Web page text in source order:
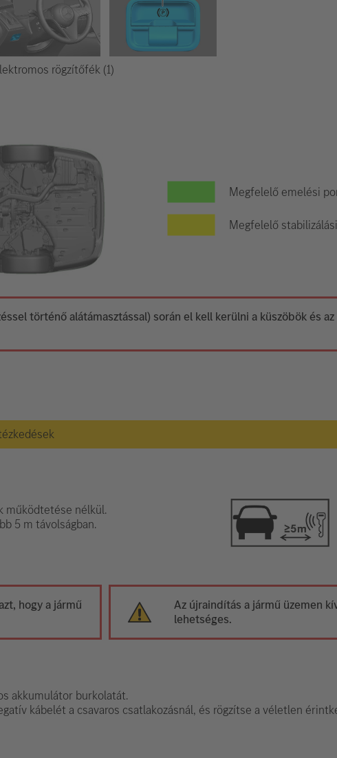
rögzítőfék (1)
Megfelelő emelési
Megfelelő
történő alátámasztással) során el kell kerülni a küszöbök és
működtetése nélkül.
5 m távolságban.
hogy a jármű
Az újraindítás a jármű üzemen
lehetséges.
akkumulátor burkolatát.
kábelét a csavaros csatlakozásnál, és rögzítse a véletlen